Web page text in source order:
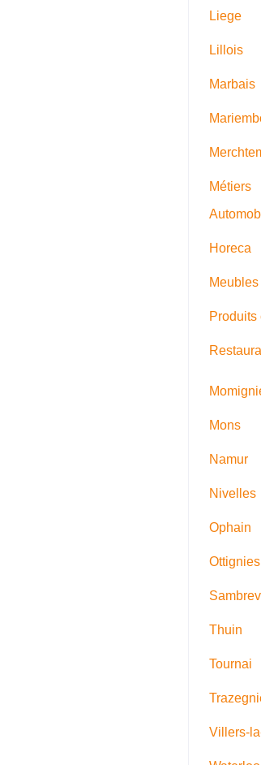
Liege
Lillois
Marbais
Métiers
Horeca
Meubles
Produits
Mons
Namur
Nivelles
Ophain
Ottignies
Thuin
Tournai
Villers-